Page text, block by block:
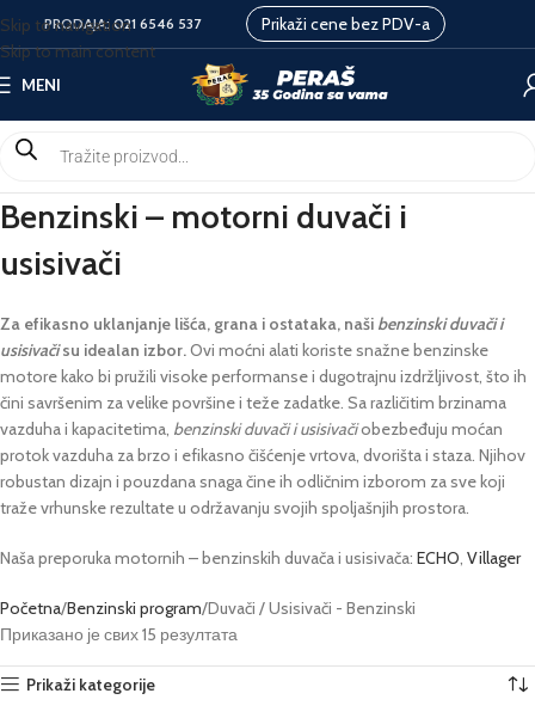
Skip to navigation
Skip to main content
PRODAJA:021 6546 537 Prikaži cene bez PDV-a
MENI
Benzinski – motorni duvači i
usisivači
Za efikasno uklanjanje lišća, grana i ostataka, naši benzinski duvači i
usisivačisu idealan izbor.Ovi moćni alati koriste snažne benzinske
motore kako bi pružili visoke performanse i dugotrajnu izdržljivost, što ih
čini savršenim za velike površine i teže zadatke. Sa različitim brzinama
vazduha i kapacitetima, benzinski duvači i usisivačiobezbeđuju moćan
protok vazduha za brzo i efikasno čišćenje vrtova, dvorišta i staza. Njihov
robustan dizajn i pouzdana snaga čine ih odličnim izborom za sve koji
traže vrhunske rezultate u održavanju svojih spoljašnjih prostora.
Naša preporuka motornih – benzinskih duvača i usisivača: ECHO, Villager
Početna Benzinski program Duvači / Usisivači - Benzinski
Приказано је свих 15 резултата
Prikaži kategorije